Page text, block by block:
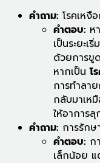
คำถาม: โรคเหงื
คำตอบ: ห
เป็นระยะ
ด้วยการขู
หากเป็นโ
การทำลา
กลับมาเห
ให้อาการ
คำถาม: การรักษ
คำตอบ: ก
เล็กน้อย